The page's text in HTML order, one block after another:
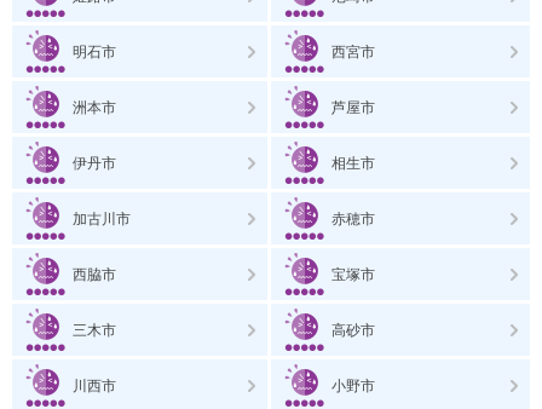
明石市 西宮市
洲本市 芦屋市
伊丹市 相生市
加古川市 赤穂市
西脇市 宝塚市
三木市 高砂市
川西市 小野市